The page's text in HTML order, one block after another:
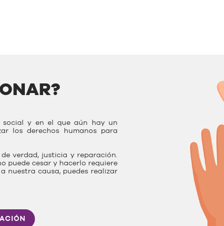
social y en el que aún hay un
los derechos humanos para
verdad, justicia y reparación.
puede cesar y hacerlo requiere
nuestra causa, puedes realizar